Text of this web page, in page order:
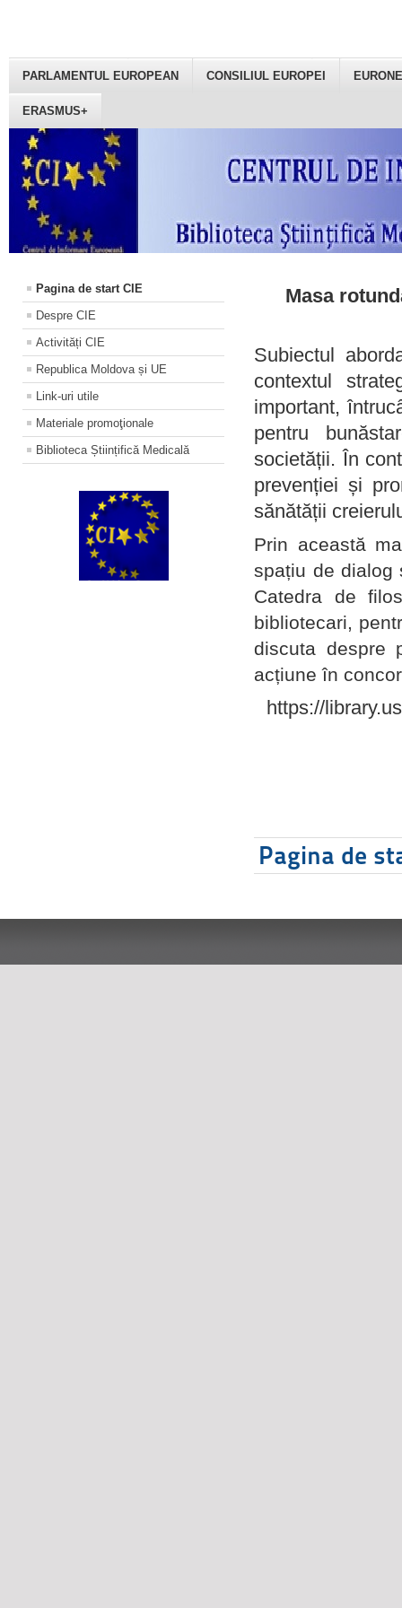
PARLAMENTUL EUROPEAN CONSILIUL EUROPEI
ERASMUS+
Pagina de start CIE
Despre CIE
Activități CIE
Republica Moldova și UE
Link-uri utile
Materiale promoţionale
Biblioteca Științifică Medicală
Masa
Subiectul
contextul
important,
pentru
societății. În
prevenției și
sănătății
Prin această
spațiu de dialog
Catedra de
bibliotecari,
discuta despre
acțiune în
https://
Pagina de